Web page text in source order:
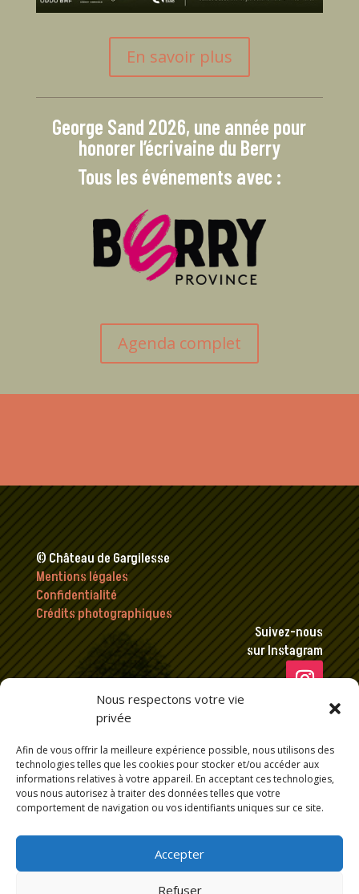
Nous respectons votre vie
privée
Afin de vous offrir la meilleure expérience possible, nous utilisons des
technologies telles que les cookies pour stocker et/ou accéder aux
informations relatives à votre appareil. En acceptant ces technologies,
vous nous autorisez à traiter des données telles que votre
comportement de navigation ou vos identifiants uniques sur ce site.
Accepter
Refuser
En savoir plus
George Sand 2026, une année pour
honorer l’écrivaine du Berry
Tous les événements avec :
Agenda complet
© Château de Gargilesse
Mentions légales
Confidentialité
Crédits photographiques
Suivez-nous
sur Instagram